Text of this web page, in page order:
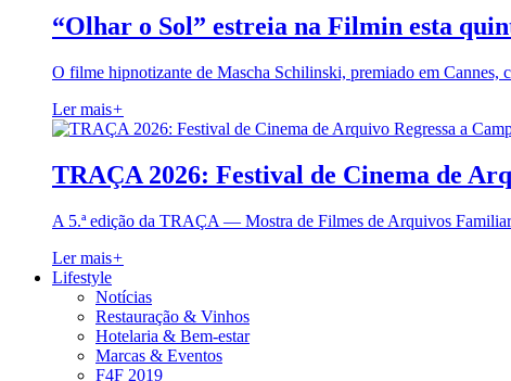
“Olhar o Sol” estreia na Filmin esta
O filme hipnotizante de Mascha Schilinski, premiado em Cannes,
Ler mais+
TRAÇA 2026: Festival de Cinema de
A 5.ª edição da TRAÇA — Mostra de Filmes de Arquivos
Ler mais+
Lifestyle
Notícias
Restauração & Vinhos
Hotelaria & Bem-estar
Marcas & Eventos
F4F 2019